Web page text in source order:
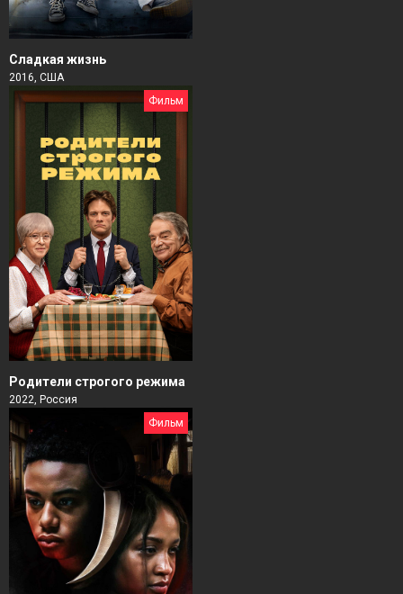
Сладкая жизнь
2016, США
Фильм
Родители строгого режима
2022, Россия
Фильм